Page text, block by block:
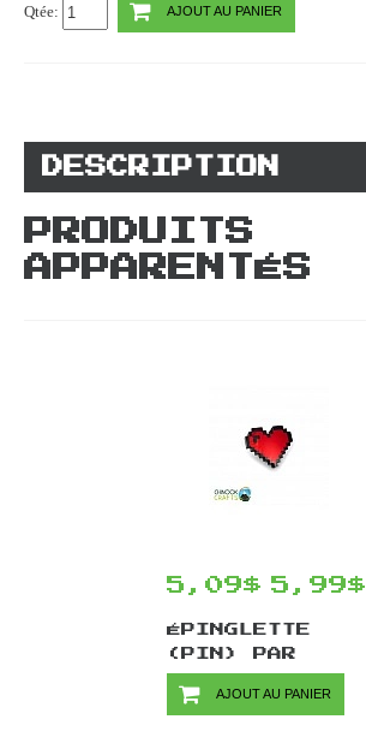
Qtée: AJOUT AU PANIER
DESCRIPTION
PRODUITS
APPARENTÉS
5,09$ 5,99$
ÉPINGLETTE
(PIN) PAR
CHINOOK CRAFTS
- COEUR
AJOUT AU PANIER